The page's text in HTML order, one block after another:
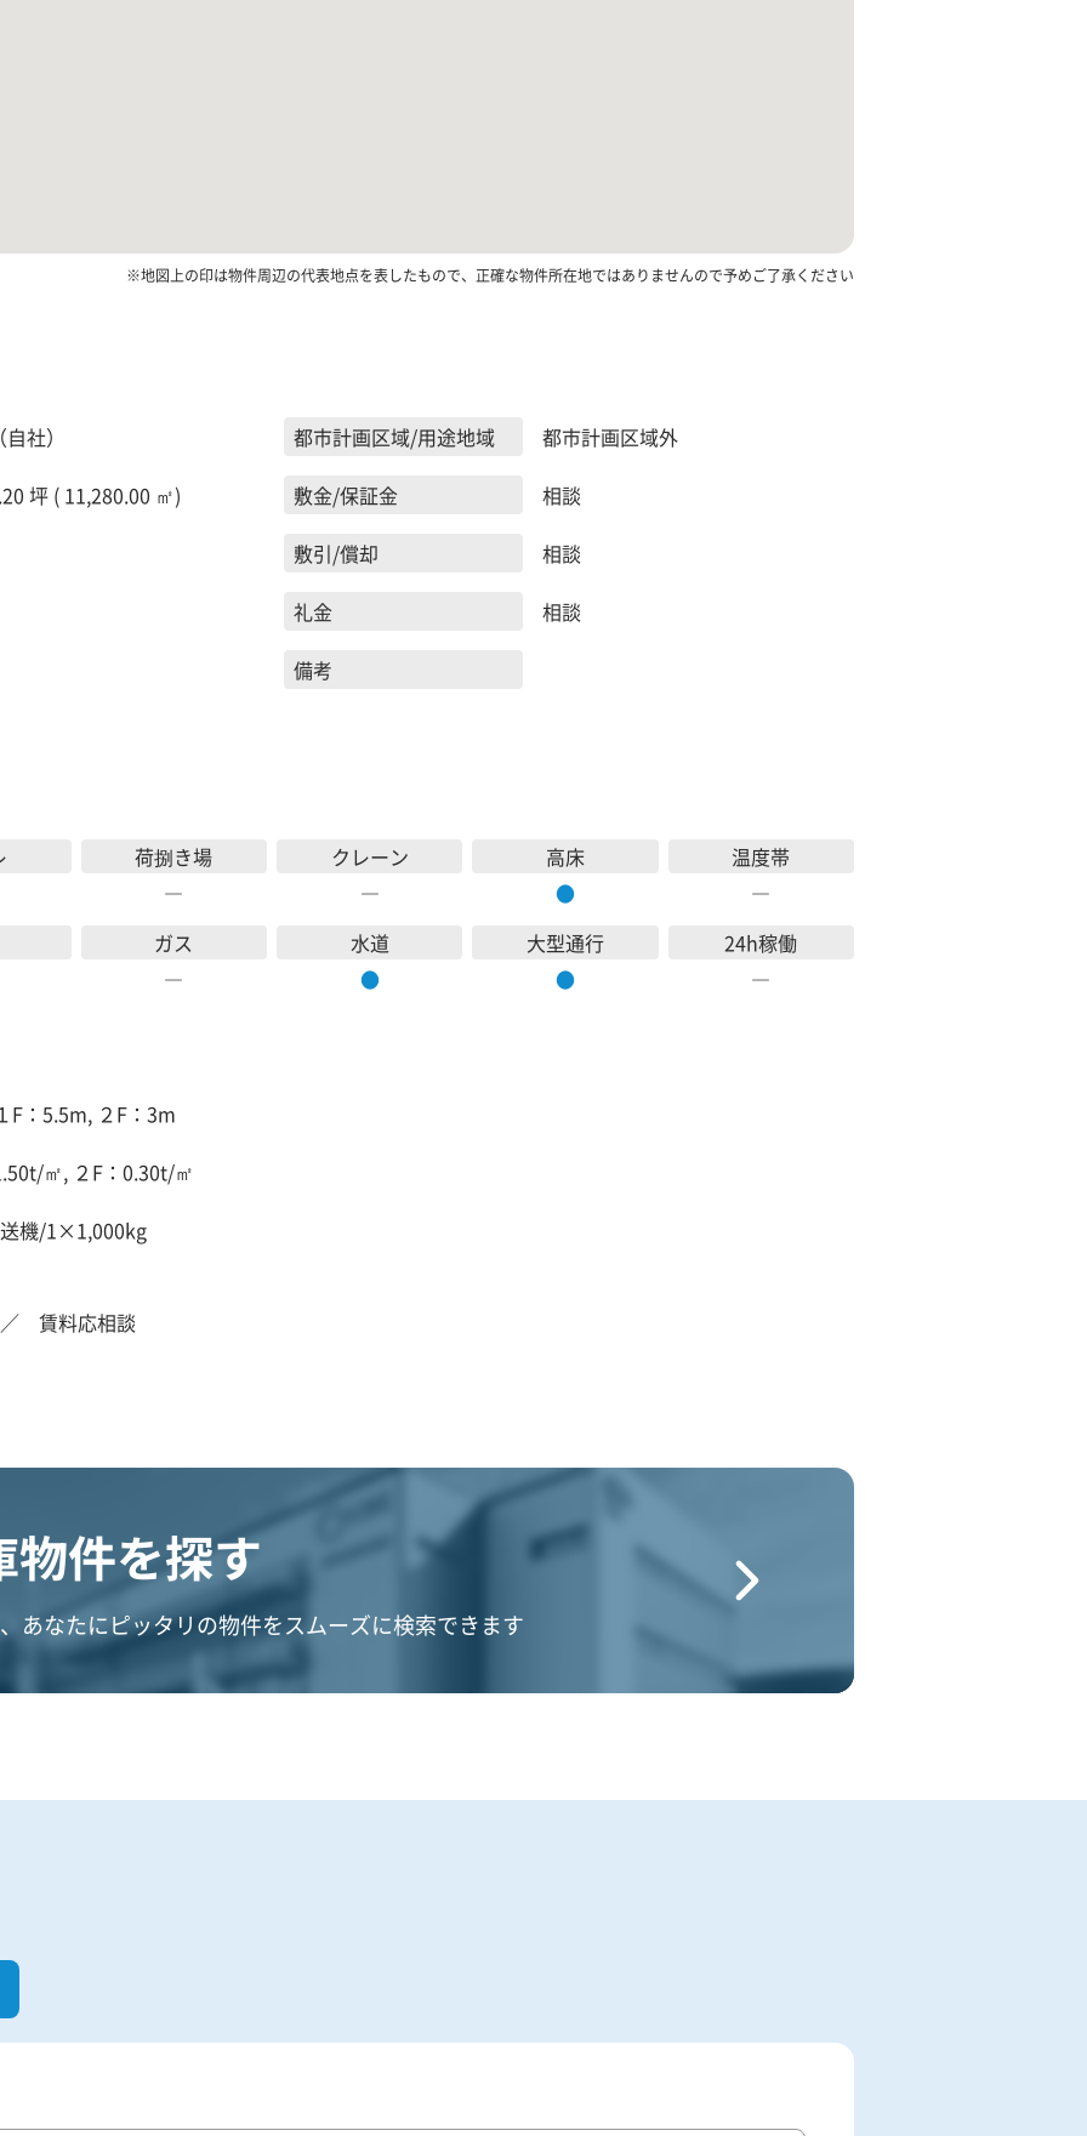
※地図上の印は物件周辺の代表地点を表したもので、正確な物件所在地ではありませんので予めご了承ください
社）
坪 ( 11,280.00 ㎡)
都市計画区域/用途地域
都市計画区域外
敷金/保証金
相談
敷引/償却
相談
礼金
相談
備考
荷捌き場
―
クレーン
―
高床
●
温度帯
―
ガス
―
水道
●
大型通行
●
24h稼働
―
F：5.5m, ２F：3m
㎡, ２F：0.30t/㎡
機/1×1,000kg
賃料応相談
物件を探す
あなたにピッタリの物件をスムーズに検索できます